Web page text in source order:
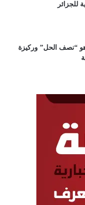
للجزائر
هو “نصف الحل” وركيزة